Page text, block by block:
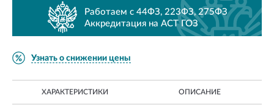
Работаем с 44ФЗ, 223ФЗ, 275ФЗ
Аккредитация на АСТ ГОЗ
Узнать о снижении цены
ХАРАКТЕРИСТИКИ ОПИСАНИЕ